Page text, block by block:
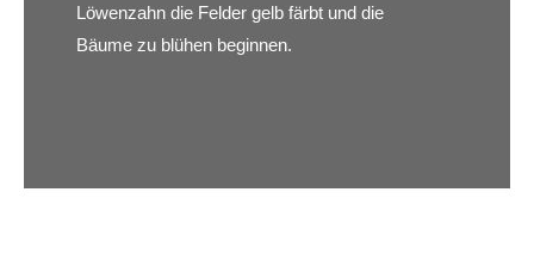
Löwenzahn die Felder gelb färbt und die
Bäume zu blühen beginnen.